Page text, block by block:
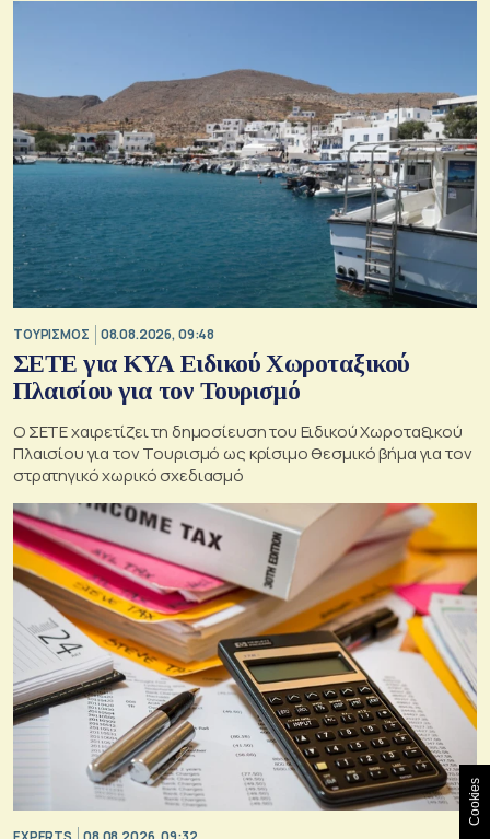
ΤΟΥΡΙΣΜΟΣ 08.08.2026, 09:48
ΣΕΤΕ για ΚΥΑ Ειδικού Χωροταξικού
Πλαισίου για τον Τουρισμό
Ο ΣΕΤΕ χαιρετίζει τη δημοσίευση του Ειδικού Χωροταξικού
Πλαισίου για τον Τουρισμό ως κρίσιμο θεσμικό βήμα για τον
στρατηγικό χωρικό σχεδιασμό
Cookies